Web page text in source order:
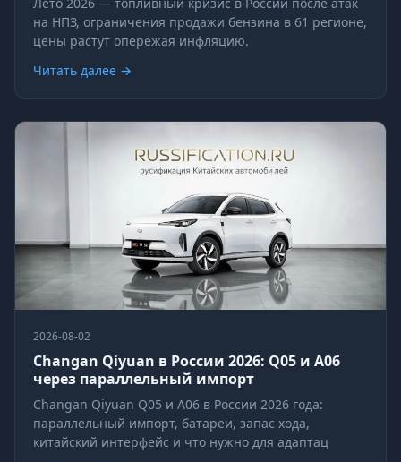
на НПЗ, ограничения продажи бензина в 61 регионе,
цены растут опережая инфляцию.
Читать далее →
2026-08-02
Changan Qiyuan в России 2026: Q05 и A06
через параллельный импорт
Changan Qiyuan Q05 и A06 в России 2026 года:
параллельный импорт, батареи, запас хода,
китайский интерфейс и что нужно для адаптац